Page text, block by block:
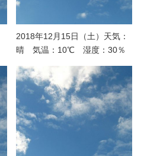
2018年12月15日（土）天気：
晴 気温：10℃ 湿度：30％